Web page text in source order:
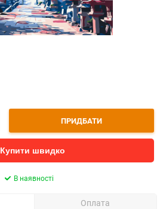
ПРИДБАТИ
Купити швидко
В наявності
Оплата